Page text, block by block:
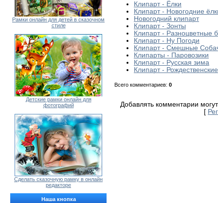
Рамки онлайн для детей в сказочном
стиле
Детские рамки онлайн для
фотографий
Сделать сказочную рамку в онлайн
редакторе
Наша кнопка
Клипарт - Ёлки
Клипарт - Новогодние
Новогодний клипарт
Клипарт - Зонты
Клипарт - Разноцветные
Клипарт - Ну Погоди
Клипарт - Смешные
Клипарты - Паровозики
Клипарт - Русская зима
Клипарт -
Всего комментариев: 0
Добавлять комментарии
[